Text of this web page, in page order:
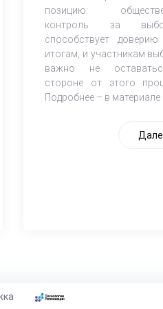
позицию:
контроль за
способствует
итогам, и участникам
важно не
стороне от этого
Подробнее – в